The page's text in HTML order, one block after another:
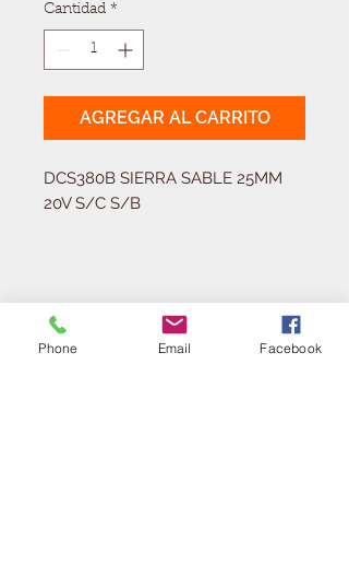
Cantidad *
AGREGAR AL CARRITO
DCS380B SIERRA SABLE 25MM
20V S/C S/B
¿Necesitas equipar tu
ferretería?
Phone Email Facebook